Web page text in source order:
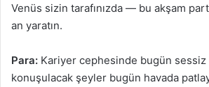
Venüs sizin tarafınızda — bu akşam
an yaratın.
Para: Kariyer cephesinde bugün sessiz
konuşulacak şeyler bugün havada